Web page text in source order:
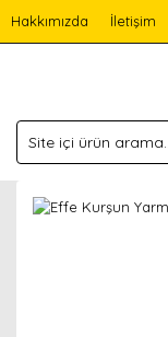
Hakkımızda İletişim